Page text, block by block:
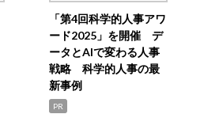
「第4回科学的人事アワ
ード2025」を開催 デ
ータとAIで変わる人事
戦略 科学的人事の最
新事例
PR